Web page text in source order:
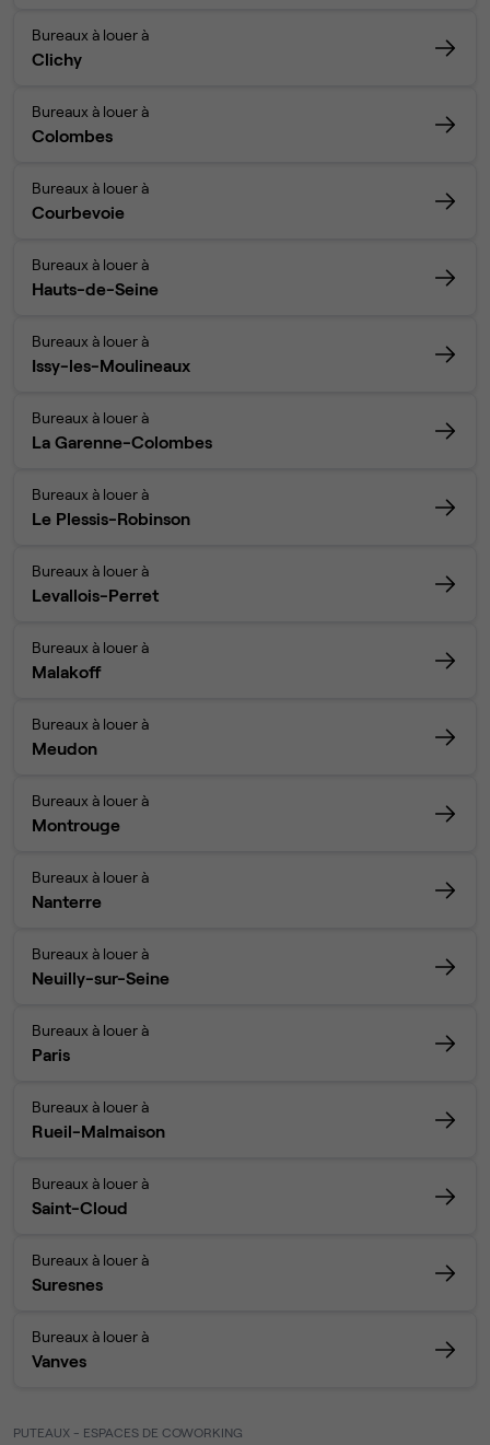
Bureaux à louer à
Clichy
Bureaux à louer à
Colombes
Bureaux à louer à
Courbevoie
Bureaux à louer à
Hauts-de-Seine
Bureaux à louer à
Issy-les-Moulineaux
Bureaux à louer à
La Garenne-Colombes
Bureaux à louer à
Le Plessis-Robinson
Bureaux à louer à
Levallois-Perret
Bureaux à louer à
Malakoff
Bureaux à louer à
Meudon
Bureaux à louer à
Montrouge
Bureaux à louer à
Nanterre
Bureaux à louer à
Neuilly-sur-Seine
Bureaux à louer à
Paris
Bureaux à louer à
Rueil-Malmaison
Bureaux à louer à
Saint-Cloud
Bureaux à louer à
Suresnes
Bureaux à louer à
Vanves
PUTEAUX - ESPACES DE COWORKING